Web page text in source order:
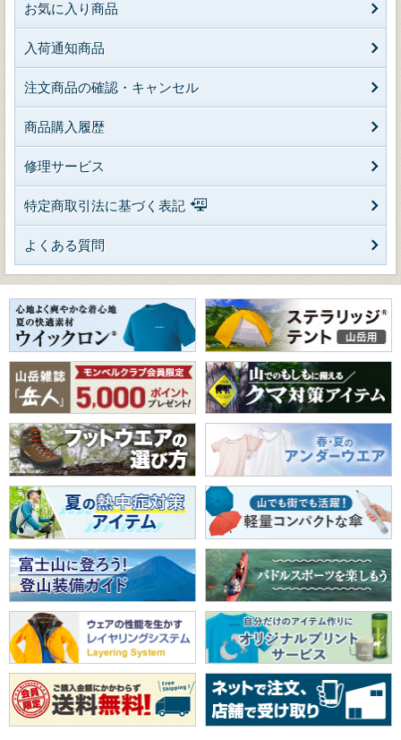
お気に入り商品
入荷通知商品
注文商品の確認・キャンセル
商品購入履歴
修理サービス
特定商取引法に基づく表記
よくある質問